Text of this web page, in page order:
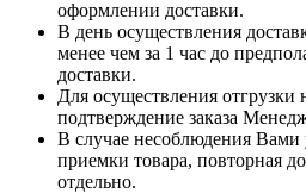
оформлении доставки.
В день осуществления
менее чем за 1 час до
доставки.
Для осуществления отгрузки
подтверждение заказа
В случае несоблюдения Вами
приемки товара, повторная
отдельно.